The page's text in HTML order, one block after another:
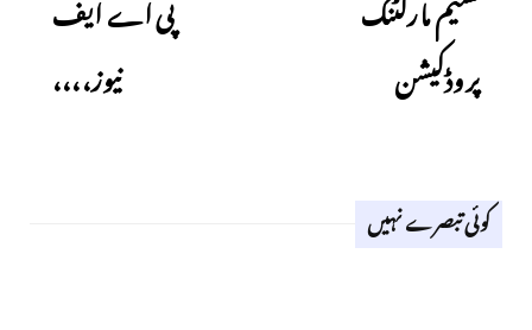
پروڈکیشن
نیوز،،،،
کوئی تبصرے نہیں